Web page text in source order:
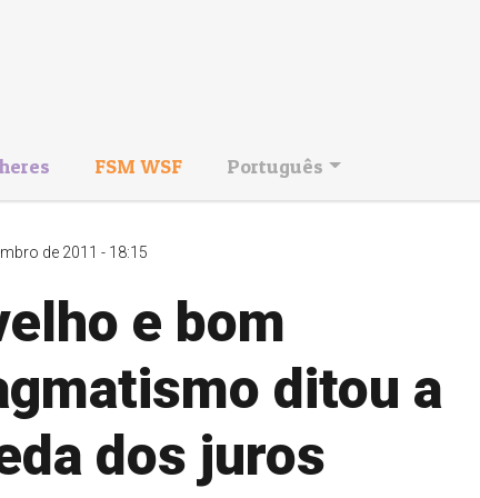
FSM WSF Português
de 2011 - 18:15
e bom
ditou a
dos juros